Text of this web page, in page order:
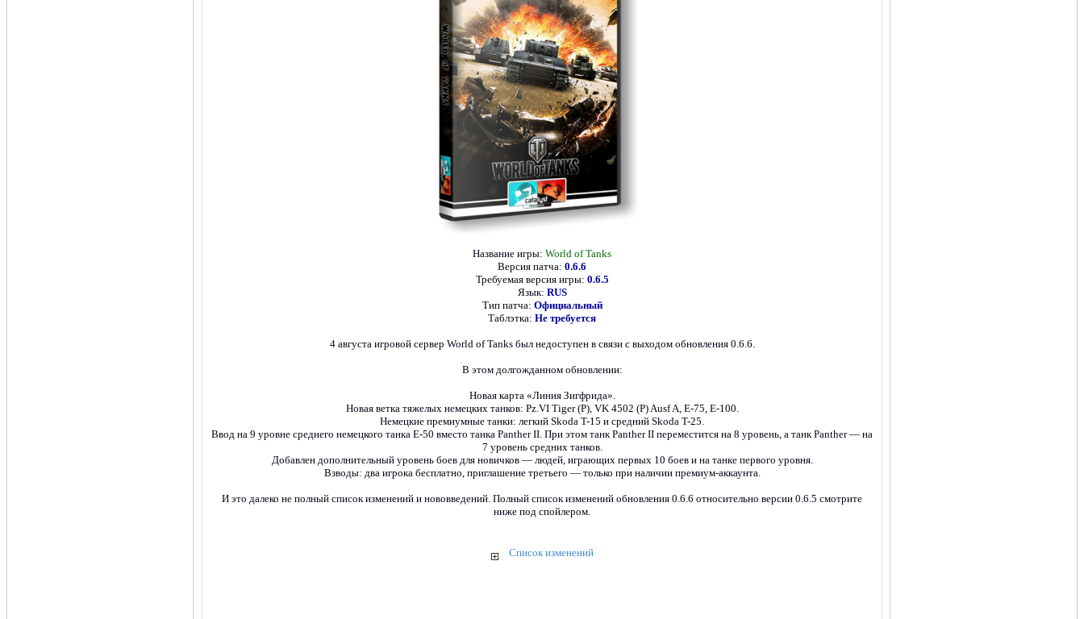
Название игры: World of Tanks
Версия патча: 0.6.6
Требуемая версия игры: 0.6.5
Язык: RUS
Тип патча: Официальный
Таблэтка: Не требуется
4 августа игровой сервер World of Tanks был недоступен в связи с выходом обновления 0.6.6.
В этом долгожданном обновлении:
Новая карта «Линия Зигфрида».
Новая ветка тяжелых немецких танков: Pz.VI Tiger (P), VK 4502 (P) Ausf A, Е-75, Е-100.
Немецкие премиумные танки: легкий Skoda T-15 и средний Skoda T-25.
Ввод на 9 уровне среднего немецкого танка Е-50 вместо танка Panther II. При этом танк Panther II переместится на 8 уровень, а танк Panther — на
7 уровень средних танков.
Добавлен дополнительный уровень боев для новичков — людей, играющих первых 10 боев и на танке первого уровня.
Взводы: два игрока бесплатно, приглашение третьего — только при наличии премиум-аккаунта.
И это далеко не полный список изменений и нововведений. Полный список изменений обновления 0.6.6 относительно версии 0.6.5 смотрите
ниже под спойлером.
Список изменений